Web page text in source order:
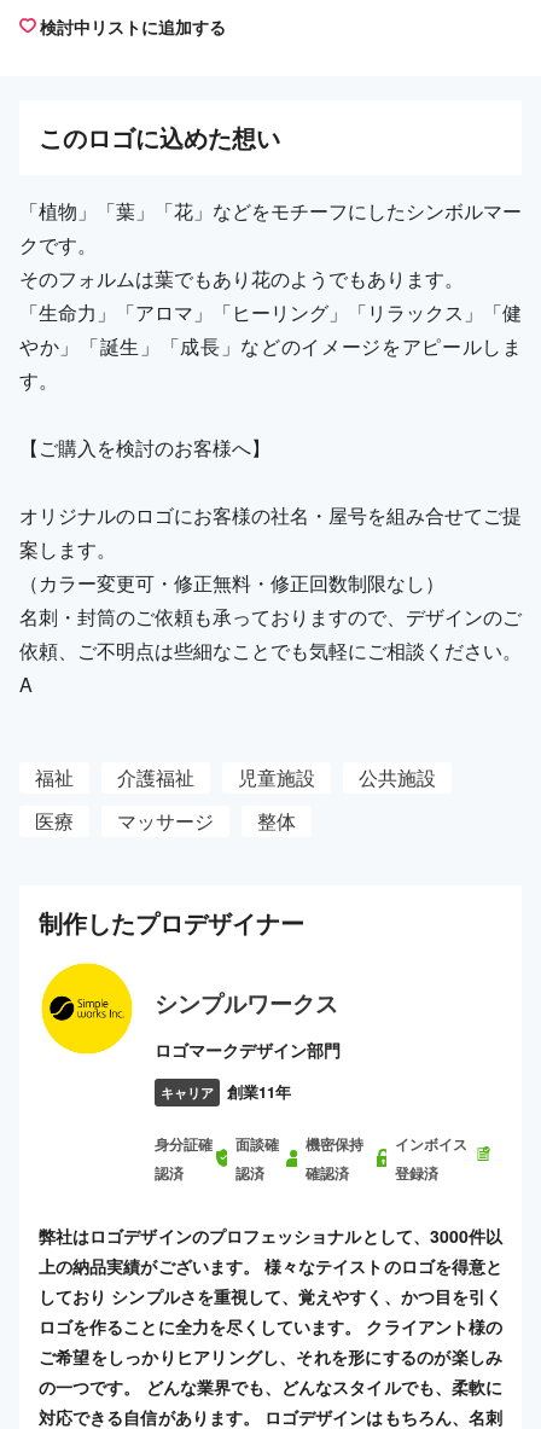
検討中リストに追加する
このロゴに込めた想い
「植物」「葉」「花」などをモチーフにしたシンボルマー
クです。
そのフォルムは葉でもあり花のようでもあります。
「生命力」「アロマ」「ヒーリング」「リラックス」「健
やか」「誕生」「成長」などのイメージをアピールしま
す。
【ご購入を検討のお客様へ】
オリジナルのロゴにお客様の社名・屋号を組み合せてご提
案します。
（カラー変更可・修正無料・修正回数制限なし）
名刺・封筒のご依頼も承っておりますので、デザインのご
依頼、ご不明点は些細なことでも気軽にご相談ください。
A
福祉 介護福祉 児童施設
公共施設
医療
マッサージ 整体
制作したプロデザイナー
シンプルワークス
ロゴマークデザイン部門
キャリア 創業11年
身分証確
認済
面談確
認済
機密保持
確認済
インボイス
登録済
弊社はロゴデザインのプロフェッショナルとして、3000件以
上の納品実績がございます。 様々なテイストのロゴを得意と
しており シンプルさを重視して、覚えやすく、かつ目を引く
ロゴを作ることに全力を尽くしています。 クライアント様の
ご希望をしっかりヒアリングし、それを形にするのが楽しみ
の一つです。 どんな業界でも、どんなスタイルでも、柔軟に
対応できる自信があります。 ロゴデザインはもちろん、名刺